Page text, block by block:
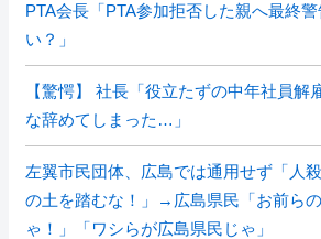
PTA会長「PTA参加拒否した親へ最終
い？」
【驚愕】 社長「役立たずの中年社員解
な辞めてしまった…」
左翼市民団体、広島では通用せず「人
の土を踏むな！」→広島県民「お前ら
ゃ！」「ワシらが広島県民じゃ」